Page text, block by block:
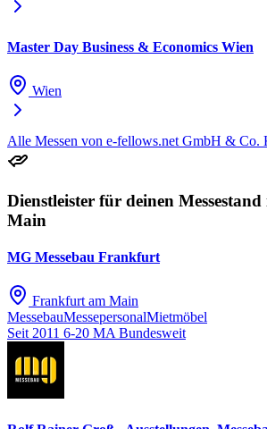
Master Day Business & Economics Wien
Wien
Alle Messen von e-fellows.net GmbH & Co.
Dienstleister für deinen
Main
MG Messebau Frankfurt
Frankfurt am Main
MessebauMessepersonalMietmöbel
Seit 2011 6-20 MA Bundesweit